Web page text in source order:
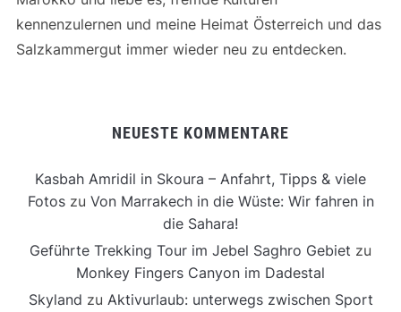
kennenzulernen und meine Heimat Österreich und das
Salzkammergut immer wieder neu zu entdecken.
NEUESTE KOMMENTARE
Kasbah Amridil in Skoura – Anfahrt, Tipps & viele
Fotoszu Von Marrakech in die Wüste: Wir fahren in
die Sahara!
Geführte Trekking Tour im Jebel Saghro Gebiet zu
Monkey Fingers Canyon im Dadestal
Skyland zu Aktivurlaub: unterwegs zwischen Sport